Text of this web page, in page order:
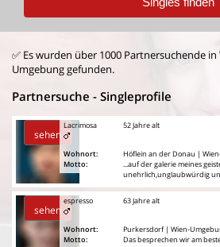
✅ Es wurden über 1000 Partnersuchende
Umgebung gefunden.
Partnersuche - Singleprofile
sehen
Lacrimosa
Wohnort:
Motto:
52 Jahre alt
Höflein an der Donau |
...auf der galerie meines
unehrlich,unglaubwürdig
sehen
espresso
Wohnort:
Motto:
63 Jahre alt
Purkersdorf | Wien-
Das besprechen wir am